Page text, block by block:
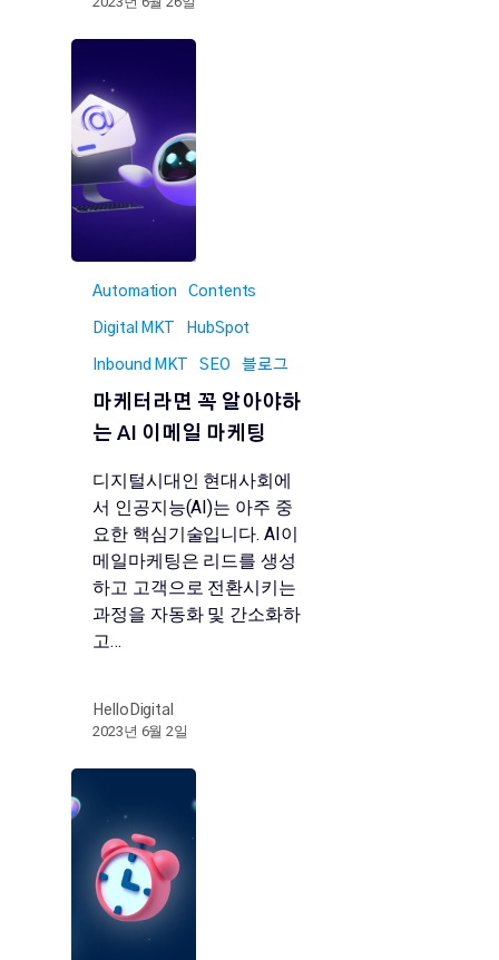
Automation Contents
Digital MKT HubSpot
Inbound MKT SEO 블로그
마케터라면 꼭 알아야하
는 AI 이메일 마케팅
디지털시대인 현대사회에
서 인공지능(AI)는 아주 중
요한 핵심기술입니다. AI이
메일마케팅은 리드를 생성
하고 고객으로 전환시키는
과정을 자동화 및 간소화하
고…
HelloDigital
2023년 6월 2일